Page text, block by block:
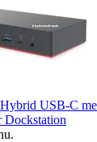
USB-C
Dockstation
.